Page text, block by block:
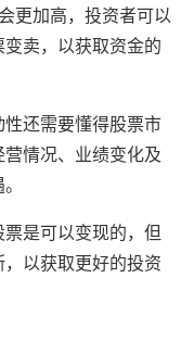
更加高，投资者可以
卖，以获取资金的
还需要懂得股票市
情况、业绩变化及
是可以变现的，但
以获取更好的投资